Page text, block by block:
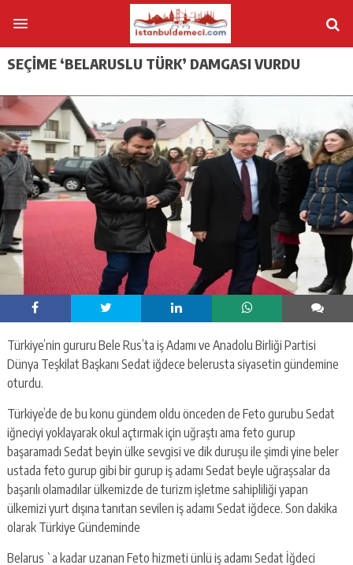
SEÇIME ‘BELARUSLU TÜRK’ DAMGASI VURDU
Türkiye’nin gururu Bele Rus’ta iş Adamı ve Anadolu Birliği Partisi
Dünya Teşkilat Başkanı Sedat iğdece belerusta siyasetin gündemine
oturdu.
Türkiye’de de bu konu gündem oldu önceden de Feto gurubu Sedat
iğneciyi yoklayarak okul açtırmak için uğraştı ama feto gurup
başaramadı Sedat beyin ülke sevgisi ve dik duruşu ile şimdi yine beler
ustada feto gurup gibi bir gurup iş adamı Sedat beyle uğraşsalar da
başarılı olamadılar ülkemizde de turizm işletme sahipliliği yapan
ülkemizi yurt dışına tanıtan sevilen iş adamı Sedat iğdece. Son dakika
olarak Türkiye Gündeminde
Belarus `a kadar uzanan Feto hizmeti ünlü iş adamı Sedat İğdeci